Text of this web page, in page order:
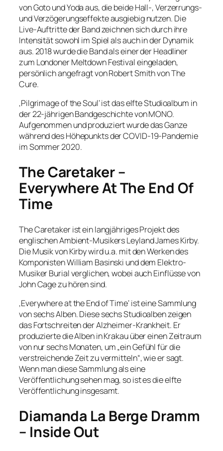
von Goto und Yoda aus, die beide Hall-, Verzerrungs-
und Verzögerungseffekte ausgiebig nutzen. Die
Live-Auftritte der Band zeichnen sich durch ihre
Intensität sowohl im Spiel als auch in der Dynamik
aus. 2018 wurde die Band als einer der Headliner
zum Londoner Meltdown Festival eingeladen,
persönlich angefragt von Robert Smith von The
Cure.
‚Pilgrimage of the Soul‘ ist das elfte Studioalbum in
der 22-jährigen Bandgeschichte von MONO.
Aufgenommen und produziert wurde das Ganze
während des Höhepunkts der COVID-19-Pandemie
im Sommer 2020.
The Caretaker –
Everywhere At The End Of
Time
The Caretaker ist ein langjähriges Projekt des
englischen Ambient-Musikers Leyland James Kirby.
Die Musik von Kirby wird u.a. mit den Werken des
Komponisten William Basinski und dem Elektro-
Musiker Burial verglichen, wobei auch Einflüsse von
John Cage zu hören sind.
‚Everywhere at the End of Time‘ ist eine Sammlung
von sechs Alben. Diese sechs Studioalben zeigen
das Fortschreiten der Alzheimer-Krankheit. Er
produzierte die Alben in Krakau über einen Zeitraum
von nur sechs Monaten, um „ein Gefühl für die
verstreichende Zeit zu vermitteln“, wie er sagt.
Wenn man diese Sammlung als eine
Veröffentlichung sehen mag, so ist es die elfte
Veröffentlichung insgesamt.
Diamanda La Berge Dramm
– Inside Out